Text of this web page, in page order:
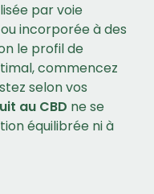
par voie
incorporée à des
le profil de
commencez
selon vos
au CBD ne se
équilibrée ni à